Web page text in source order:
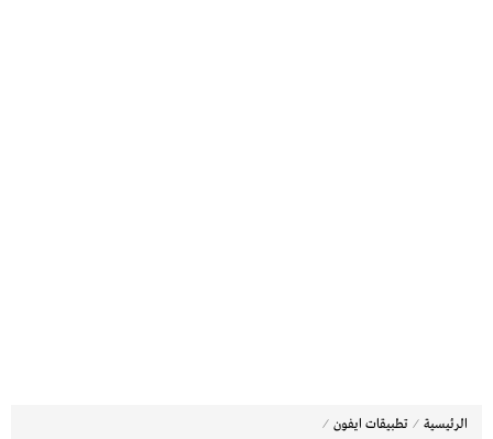
الرئيسية ⁄ تطبيقات ايفون ⁄